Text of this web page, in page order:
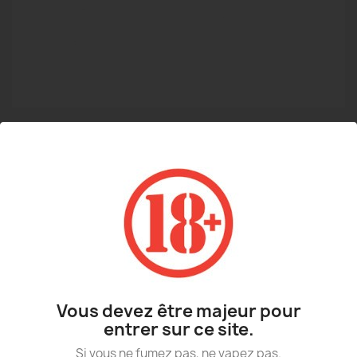
RÉSISTANCES ZENITH INNOKIN (PACK
Vous devez être majeur pour
entrer sur ce site.
Si vous ne fumez pas, ne vapez pas.